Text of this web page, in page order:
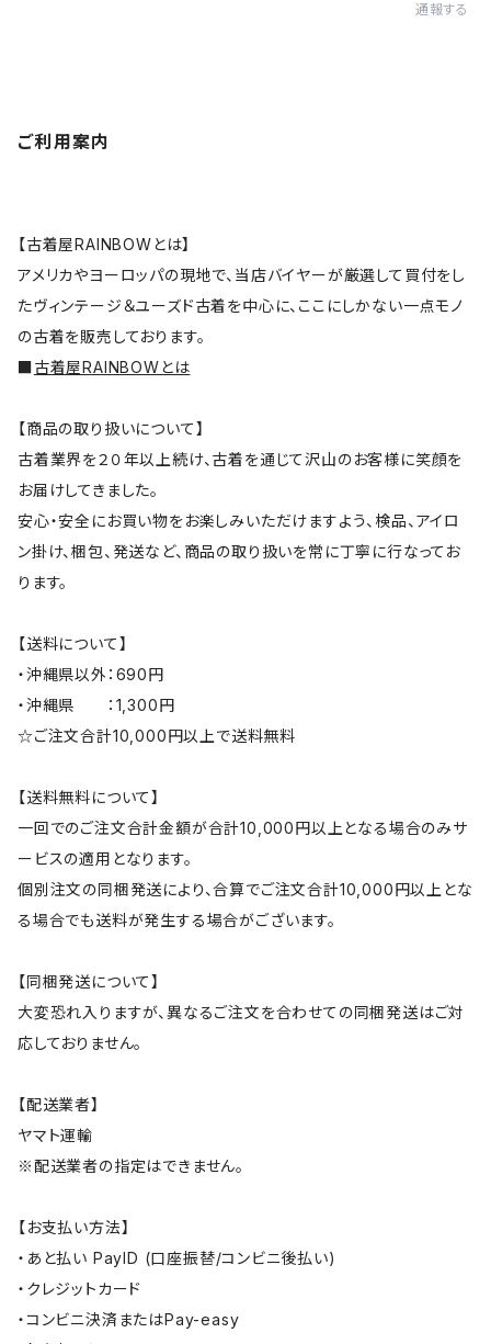
通報する
ご利用案内
【古着屋RAINBOWとは】
アメリカやヨーロッパの現地で、当店バイヤーが厳選して買付をし
たヴィンテージ＆ユーズド古着を中心に、ここにしかない一点モノ
の古着を販売しております。
■古着屋RAINBOWとは
【商品の取り扱いについて】
古着業界を２０年以上続け、古着を通じて沢山のお客様に笑顔を
お届けしてきました。
安心・安全にお買い物をお楽しみいただけますよう、検品、アイロ
ン掛け、梱包、発送など、商品の取り扱いを常に丁寧に行なってお
ります。
【送料について】
・沖縄県以外：690円
・沖縄県 ：1,300円
☆ご注文合計10,000円以上で送料無料
【送料無料について】
一回でのご注文合計金額が合計10,000円以上となる場合のみサ
ービスの適用となります。
個別注文の同梱発送により、合算でご注文合計10,000円以上とな
る場合でも送料が発生する場合がございます。
【同梱発送について】
大変恐れ入りますが、異なるご注文を合わせての同梱発送はご対
応しておりません。
【配送業者】
ヤマト運輸
※配送業者の指定はできません。
【お支払い方法】
・あと払い PayID (口座振替/コンビニ後払い)
・クレジットカード
・コンビニ決済またはPay-easy